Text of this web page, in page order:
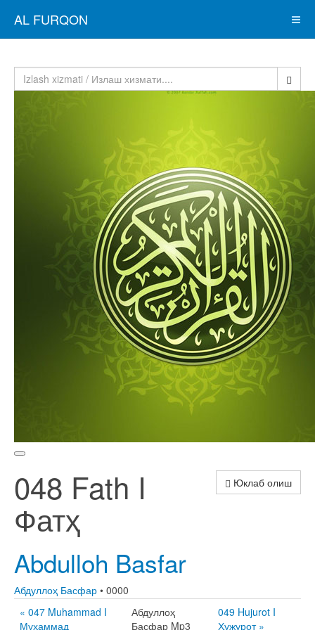
AL FURQON
Юклаб олиш
048 Fath I
Фатҳ
Abdulloh Basfar
Абдуллоҳ Басфар • 0000
« 047 Muhammad I
Муҳаммад
Абдуллоҳ
Басфар Mp3
049 Hujurot I
Ҳужурот »